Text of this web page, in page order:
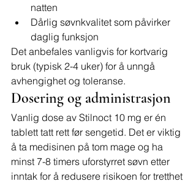
natten
Dårlig søvnkvalitet som påvirker
daglig funksjon
Det anbefales vanligvis for kortvarig
bruk (typisk 2-4 uker) for å unngå
avhengighet og toleranse.
Dosering og administrasjon
Vanlig dose av Stilnoct 10 mg er én
tablett tatt rett før sengetid. Det er viktig
å ta medisinen på tom mage og ha
minst 7-8 timers uforstyrret søvn etter
inntak for å redusere risikoen for tretthet